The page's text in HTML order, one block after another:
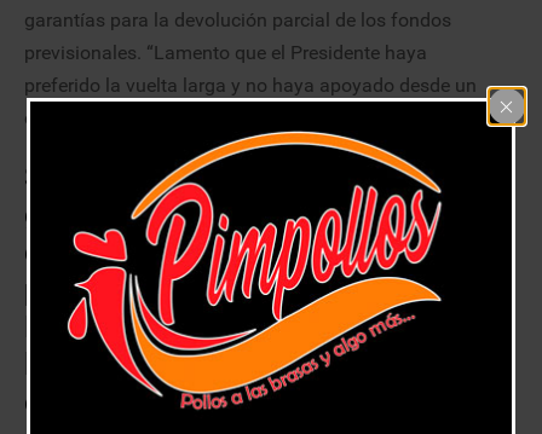
garantías para la devolución parcial de los fondos
previsionales. “Lamento que el Presidente haya
preferido la vuelta larga y no haya apoyado desde un
comienzo el retiro del 10%”
Senador Lagos Weber espera que el
gobierno otorgue garantías para la
devolución parcial de los fondos
previsionales. “Lamento que el
Presidente haya preferido la vuelta
larga y no haya apoyado desde un
comienzo el retiro del 10%”